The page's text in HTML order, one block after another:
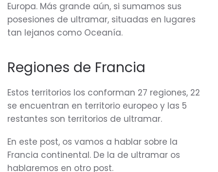
Europa. Más grande aún, si sumamos sus
posesiones de ultramar, situadas en lugares
tan lejanos como Oceanía.
Regiones de Francia
Estos territorios los conforman 27 regiones, 22
se encuentran en territorio europeo y las 5
restantes son territorios de ultramar.
En este post, os vamos a hablar sobre la
Francia continental. De la de ultramar os
hablaremos en otro post.